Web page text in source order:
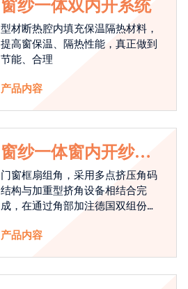
窗纱一体双内开系统
型材断热腔内填充保温隔热材料，
提高窗保温、隔热性能，真正做到
节能、合理
产品内容
窗纱一体窗内开纱外
开系统
门窗框扇组角，采用多点挤压角码
结构与加重型挤角设备相结合完
成，在通过角部加注德国双组份胶
强度，促使窗使用寿命提升5-10
产品内容